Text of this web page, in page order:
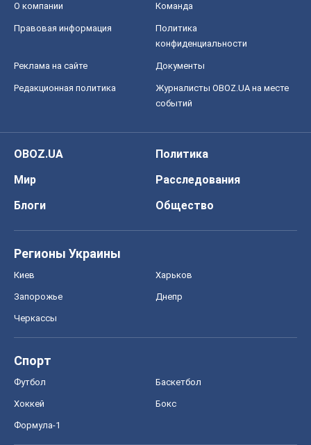
О компании Команда
Правовая информация
Политика
конфиденциальности
Реклама на сайте Документы
Редакционная политика
Журналисты OBOZ.UA на месте
событий
OBOZ.UA
Политика
Мир
Расследования
Блоги
Общество
Регионы Украины
Киев Харьков
Запорожье Днепр
Черкассы
Спорт
Футбол Баскетбол
Хоккей Бокс
Формула-1